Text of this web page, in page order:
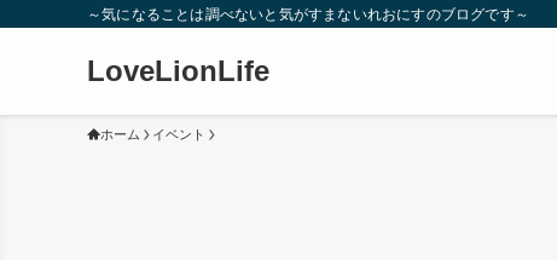
～気になることは調べないと気がすまないれおにすのブログです～
LoveLionLife
ホーム イベント